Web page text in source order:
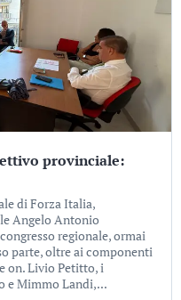
provinciale:
di Forza Italia,
Angelo Antonio
regionale, ormai
parte, oltre ai componenti
on. Livio Petitto, i
e Mimmo Landi,...